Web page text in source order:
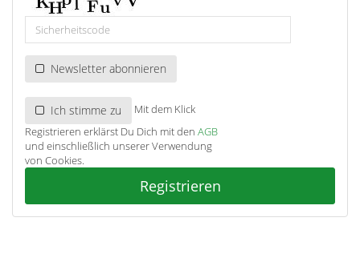
Newsletter abonnieren
Ich stimme zu
Mit dem Klick
Registrieren erklärst Du Dich mit den AGB
und einschließlich unserer Verwendung
von Cookies.
Registrieren